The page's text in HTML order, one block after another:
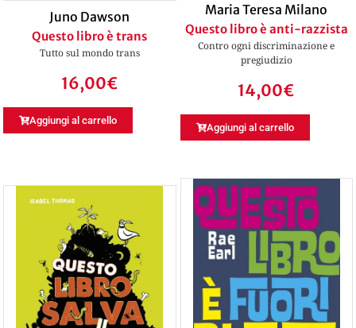
Juno Dawson
Questo libro è trans
Tutto sul mondo trans
16,00€
Aggiungi al carrello
Maria Teresa Milano
Questo libro è anti-razzista
Contro ogni discriminazione e
pregiudizio
14,00€
Aggiungi al carrello